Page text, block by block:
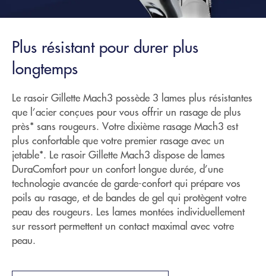
Plus résistant pour durer plus
longtemps
Le rasoir Gillette Mach3 possède 3 lames plus résistantes
que l’acier conçues pour vous offrir un rasage de plus
près* sans rougeurs. Votre dixième rasage Mach3 est
plus confortable que votre premier rasage avec un
jetable*. Le rasoir Gillette Mach3 dispose de lames
DuraComfort pour un confort longue durée, d’une
technologie avancée de garde-confort qui prépare vos
poils au rasage, et de bandes de gel qui protègent votre
peau des rougeurs. Les lames montées individuellement
sur ressort permettent un contact maximal avec votre
peau.